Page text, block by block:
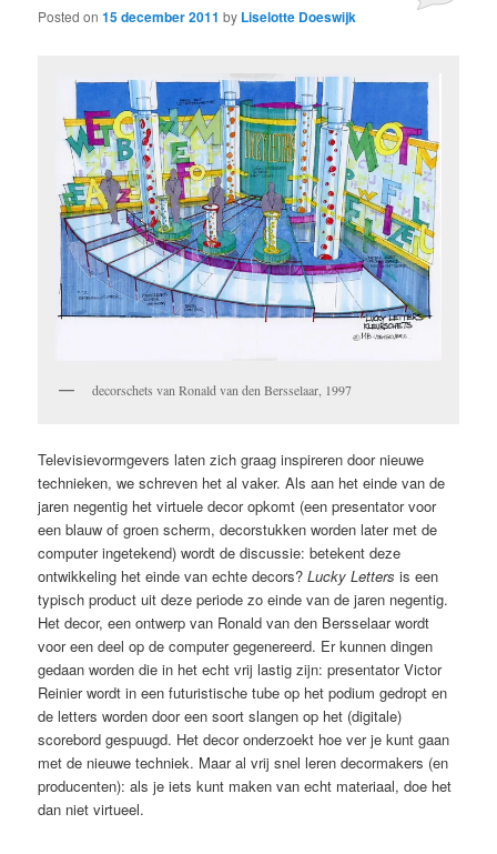
Posted on15 december 2011 by Liselotte Doeswijk
decorschets van Ronald van den Bersselaar, 1997
Televisievormgevers laten zich graag inspireren door nieuwe
technieken, we schreven het al vaker. Als aan het einde van de
jaren negentig het virtuele decor opkomt (een presentator voor
een blauw of groen scherm, decorstukken worden later met de
computer ingetekend) wordt de discussie: betekent deze
ontwikkeling het einde van echte decors?Lucky Letters is een
typisch product uit deze periode zo einde van de jaren negentig.
Het decor, een ontwerp van Ronald van den Bersselaar wordt
voor een deel op de computer gegenereerd. Er kunnen dingen
gedaan worden die in het echt vrij lastig zijn: presentator Victor
Reinier wordt in een futuristische tube op het podium gedropt en
de letters worden door een soort slangen op het (digitale)
scorebord gespuugd. Het decor onderzoekt hoe ver je kunt gaan
met de nieuwe techniek. Maar al vrij snel leren decormakers (en
producenten): als je iets kunt maken van echt materiaal, doe het
dan niet virtueel.